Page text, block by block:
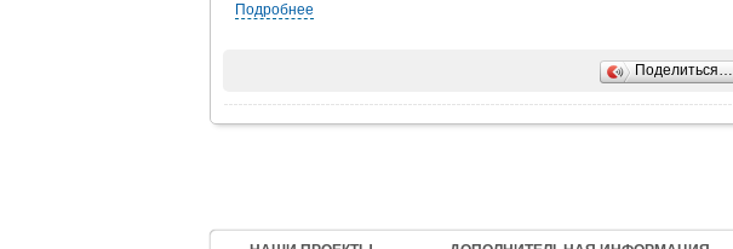
отмеченные на плане.
Возможно предоставление арендных каникул.
Подробнее
Поделиться…